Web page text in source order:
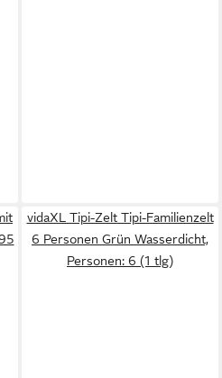
vidaXL Tipi-Zelt Tipi-Familienzelt
6 Personen Grün Wasserdicht,
Personen: 6 (1 tlg)